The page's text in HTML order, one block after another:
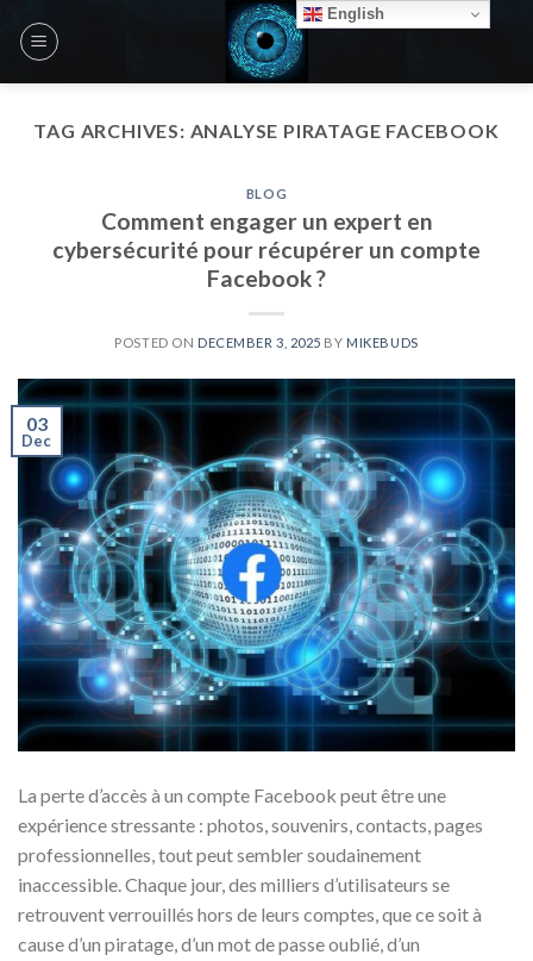
TAG ARCHIVES: ANALYSE PIRATAGE FACEBOOK
BLOG
Comment engager un expert en
cybersécurité pour récupérer un compte
Facebook ?
POSTED ON DECEMBER 3, 2025 BY MIKEBUDS
03
Dec
La perte d’accès à un compte Facebook peut être une
expérience stressante : photos, souvenirs, contacts, pages
professionnelles, tout peut sembler soudainement
inaccessible. Chaque jour, des milliers d’utilisateurs se
retrouvent verrouillés hors de leurs comptes, que ce soit à
cause d’un piratage, d’un mot de passe oublié, d’un
English